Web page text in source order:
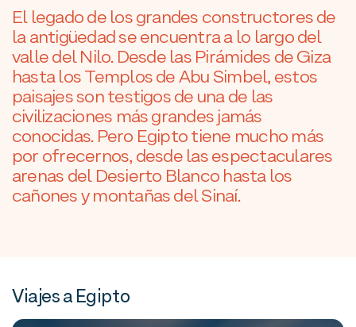
El legado de los grandes constructores de
la antigüedad se encuentra a lo largo del
valle del Nilo. Desde las Pirámides de Giza
hasta los Templos de Abu Simbel, estos
paisajes son testigos de una de las
civilizaciones más grandes jamás
conocidas. Pero Egipto tiene mucho más
por ofrecernos, desde las espectaculares
arenas del Desierto Blanco hasta los
cañones y montañas del Sinaí.
Viajes a Egipto